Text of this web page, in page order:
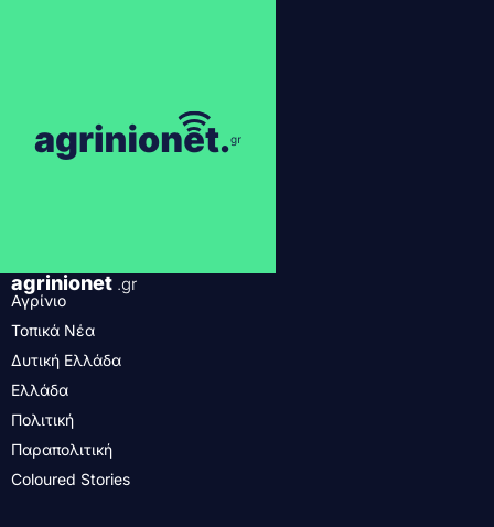
agrinionet .gr
Αγρίνιο
Τοπικά Νέα
Δυτική Ελλάδα
Ελλάδα
Πολιτική
Παραπολιτική
Coloured Stories